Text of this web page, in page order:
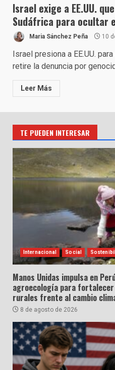
Israel exige a EE.UU.
Sudáfrica para ocultar
Maria Sánchez Peña 10
Israel presiona a EE.UU.
retire la denuncia por
Leer Más
TE PUEDEN INTERESAR
Internacional Social
Manos Unidas impulsa en
agroecología para
rurales frente al cambio
8 de agosto de 2026